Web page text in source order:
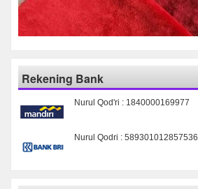
Rekening Bank
Nurul Qod'ri : 1840000169977
Nurul Qodri : 589301012857536